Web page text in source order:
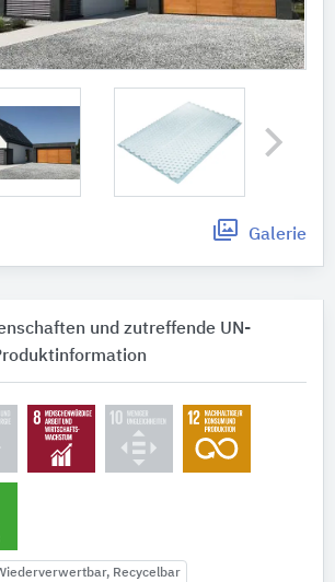
Galerie
und zutreffende UN-
Recycelbar